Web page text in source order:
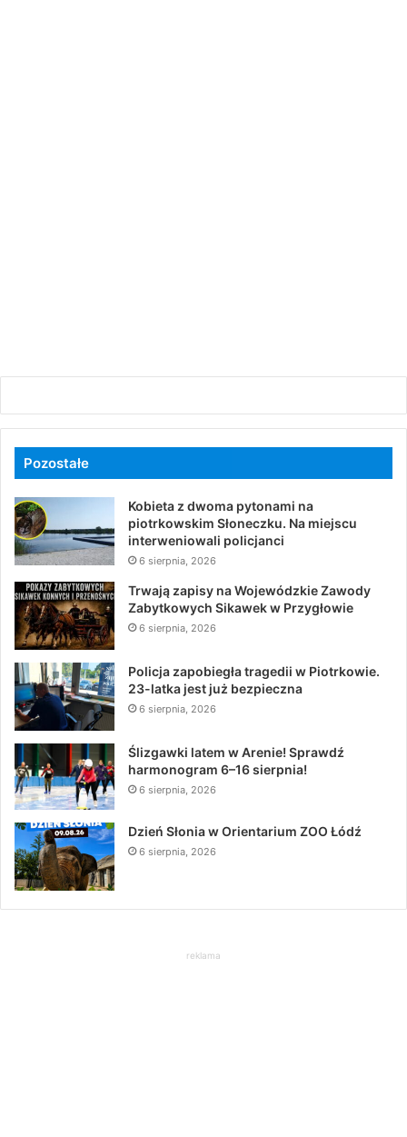
Pozostałe
Kobieta z dwoma pytonami na
piotrkowskim Słoneczku. Na miejscu
interweniowali policjanci
6 sierpnia, 2026
Trwają zapisy na Wojewódzkie Zawody
Zabytkowych Sikawek w Przygłowie
6 sierpnia, 2026
Policja zapobiegła tragedii w Piotrkowie.
23-latka jest już bezpieczna
6 sierpnia, 2026
Ślizgawki latem w Arenie! Sprawdź
harmonogram 6–16 sierpnia!
6 sierpnia, 2026
Dzień Słonia w Orientarium ZOO Łódź
6 sierpnia, 2026
reklama